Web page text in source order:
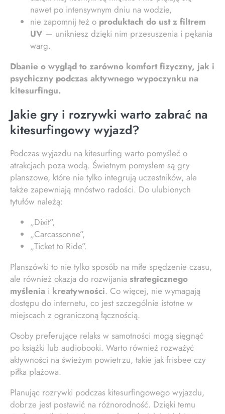
nawet po intensywnym dniu na wodzie,
nie zapomnij też o produktach do ust z filtrem
UV — unikniesz dzięki nim przesuszenia i pękania
warg.
Dbanie o wygląd to zarówno komfort fizyczny, jak i
psychiczny podczas aktywnego wypoczynku na
kitesurfingu.
Jakie gry i rozrywki warto zabrać na
kitesurfingowy wyjazd?
Podczas wyjazdu na kitesurfing warto pomyśleć o
atrakcjach poza wodą. Świetnym pomysłem są gry
planszowe, które nie tylko integrują uczestników, ale
także zapewniają mnóstwo radości. Do ulubionych
tytułów należą:
„Dixit”,
„Carcassonne”,
„Ticket to Ride”.
Planszówki to nie tylko sposób na miłe spędzenie czasu,
ale również okazja do rozwijania strategicznego
myślenia i kreatywności. Co więcej, nie wymagają
dostępu do internetu, co jest szczególnie istotne w
miejscach z ograniczoną łącznością.
Osoby preferujące relaks w samotności mogą sięgnąć
po książki lub audiobooki. Warto również rozważyć
aktywności na świeżym powietrzu, takie jak frisbee czy
piłka plażowa.
Planując rozrywki podczas kitesurfingowego wyjazdu,
dobrze jest postawić na różnorodność. Dzięki temu